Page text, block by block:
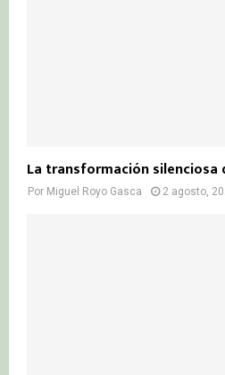
La transformación silenciosa
Por Miguel Royo Gasca 2 agosto,